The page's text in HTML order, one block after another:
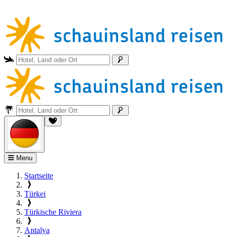
Menu
Startseite
Türkei
Türkische Riviera
Antalya